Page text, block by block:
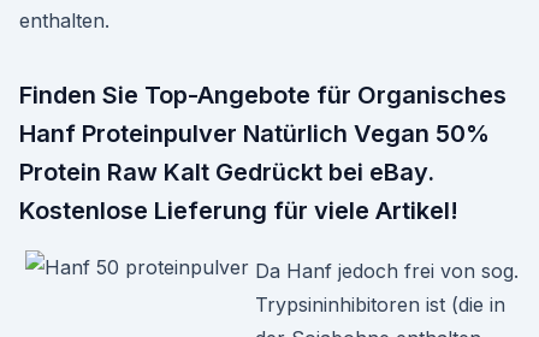
enthalten.
Finden Sie Top-Angebote für Organisches
Hanf Proteinpulver Natürlich Vegan 50%
Protein Raw Kalt Gedrückt bei eBay.
Kostenlose Lieferung für viele Artikel!
Da Hanf jedoch frei von sog.
Trypsininhibitoren ist (die in